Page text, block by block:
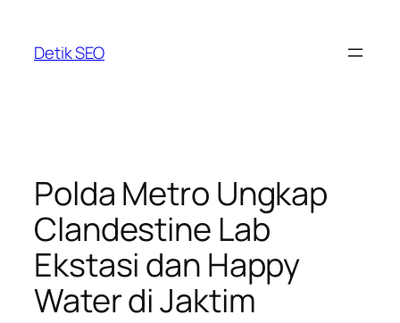
content
Detik SEO
Polda Metro Ungkap
Clandestine Lab
Ekstasi dan Happy
Water di Jaktim